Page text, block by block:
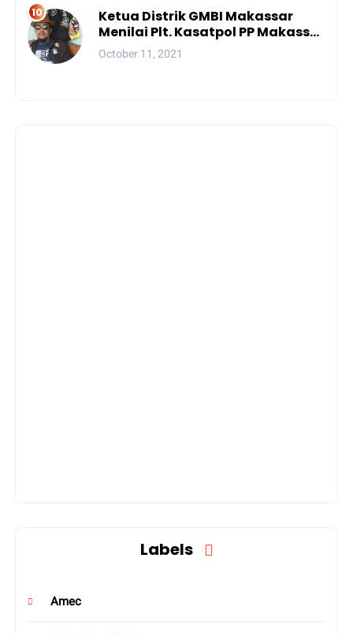
Ketua Distrik GMBI Makassar
Menilai Plt. Kasatpol PP Makassar
Melanggar Kode Etik ASN
October 11, 2021
Labels
Amec